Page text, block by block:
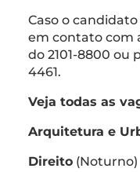
Caso o
em contato com
do 2101-8800 ou
4461.
Veja todas as
Arquitetura e
Direito (Noturno)